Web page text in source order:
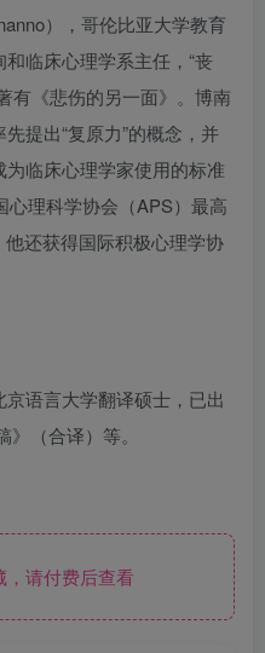
），哥伦比亚大学教育
临床心理学系主任，“丧
有《悲伤的另一面》。博南
提出“复原力”的概念，并
临床心理学家使用的标准
心理科学协会（APS）最高
他还获得国际积极心理学协
语言大学翻译硕士，已出
（合译）等。
请付费后查看